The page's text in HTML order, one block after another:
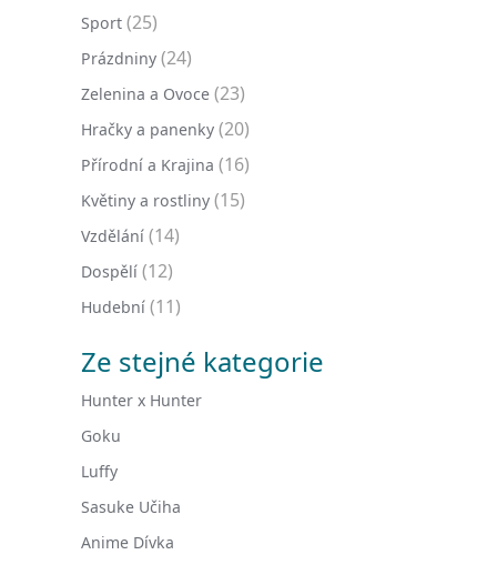
Sport (25)
Prázdniny (24)
Zelenina a Ovoce (23)
Hračky a panenky (20)
Přírodní a Krajina (16)
Květiny a rostliny (15)
Vzdělání (14)
Dospělí (12)
Hudební (11)
Ze stejné kategorie
Hunter x Hunter
Goku
Luffy
Sasuke Učiha
Anime Dívka